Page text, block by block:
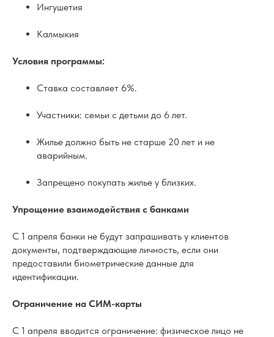
Ингушетия
Калмыкия
Условия программы:
Ставка составляет 6%.
Участники: семьи с детьми до 6 лет.
Жилье должно быть не старше 20 лет и не
аварийным.
Запрещено покупать жилье у близких.
Упрощение взаимодействия с банками
С 1 апреля банки не будут запрашивать у клиентов
документы, подтверждающие личность, если они
предоставили биометрические данные для
идентификации.
Ограничение на СИМ-карты
С 1 апреля вводится ограничение: физическое лицо не